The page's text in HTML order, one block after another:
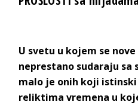
U svetu u kojem se
neprestano sudaraju
malo je onih koji istinski
reliktima vremena u